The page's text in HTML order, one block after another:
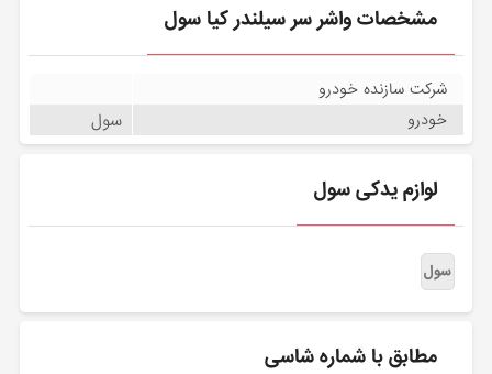
مشخصات واشر سر سیلندر کیا سول
شرکت سازنده خودرو
خودرو
سول
لوازم یدکی سول
سول
مطابق با شماره شاسی